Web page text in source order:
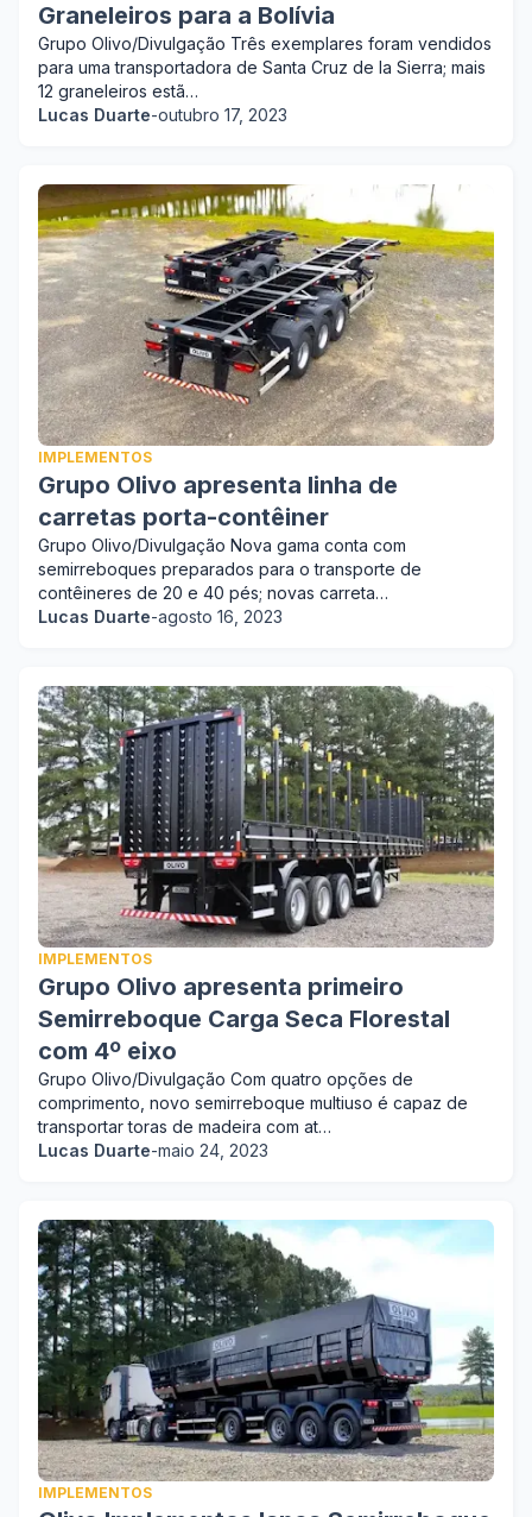
Graneleiros para a Bolívia
Grupo Olivo/Divulgação Três exemplares foram vendidos
para uma transportadora de Santa Cruz de la Sierra; mais
12 graneleiros estã…
Lucas Duarte-outubro 17, 2023
IMPLEMENTOS
Grupo Olivo apresenta linha de
carretas porta-contêiner
Grupo Olivo/Divulgação Nova gama conta com
semirreboques preparados para o transporte de
contêineres de 20 e 40 pés; novas carreta…
Lucas Duarte-agosto 16, 2023
IMPLEMENTOS
Grupo Olivo apresenta primeiro
Semirreboque Carga Seca Florestal
com 4º eixo
Grupo Olivo/Divulgação Com quatro opções de
comprimento, novo semirreboque multiuso é capaz de
transportar toras de madeira com at…
Lucas Duarte-maio 24, 2023
IMPLEMENTOS